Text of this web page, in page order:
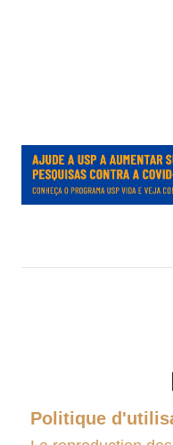
Politique